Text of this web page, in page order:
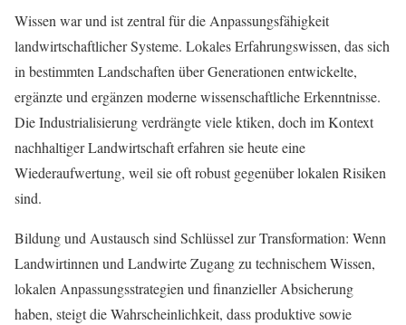
Wissen war und ist zentral für die Anpassungsfähigkeit
landwirtschaftlicher Systeme. Lokales Erfahrungswissen, das sich
in bestimmten Landschaften über Generationen entwickelte,
ergänzte und ergänzen moderne wissenschaftliche Erkenntnisse.
Die Industrialisierung verdrängte viele ktiken, doch im Kontext
nachhaltiger Landwirtschaft erfahren sie heute eine
Wiederaufwertung, weil sie oft robust gegenüber lokalen Risiken
sind.
Bildung und Austausch sind Schlüssel zur Transformation: Wenn
Landwirtinnen und Landwirte Zugang zu technischem Wissen,
lokalen Anpassungsstrategien und finanzieller Absicherung
haben, steigt die Wahrscheinlichkeit, dass produktive sowie